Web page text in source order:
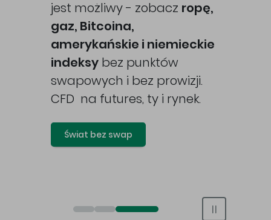
jest możliwy - zobacz ropę,
gaz, Bitcoina,
amerykańskie i niemieckie
indeksy bez punktów
swapowych i bez prowizji.
CFD na futures, ty i rynek.
Świat bez swap
Otwórz rachunek maklerski online
Otwórz konto IKE/IKZE
Świat bez swap i prowizji